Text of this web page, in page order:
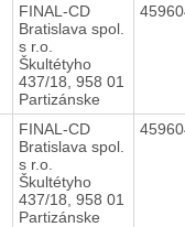
FINAL-CD
Bratislava spol.
s r.o.
Škultétyho
437/18, 958 01
Partizánske
FINAL-CD
Bratislava spol.
s r.o.
Škultétyho
437/18, 958 01
Partizánske